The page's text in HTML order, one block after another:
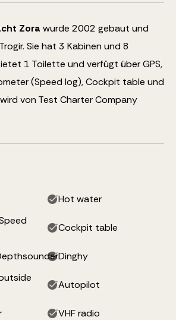
Zora wurde 2002 gebaut und
Sie hat 3 Kabinen und 8
1 Toilette und verfügt überGPS,
(Speed log), Cockpit table und
von Test Charter Company
Hot water
Cockpit table
Dinghy
Autopilot
VHF radio